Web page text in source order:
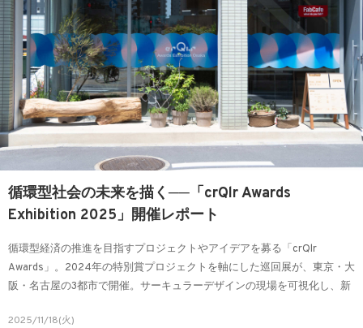
循環型社会の未来を描く──「crQlr Awards
Exhibition 2025」開催レポート
循環型経済の推進を目指すプロジェクトやアイデアを募る「crQlr
Awards」。2024年の特別賞プロジェクトを軸にした巡回展が、東京・大
阪・名古屋の3都市で開催。サーキュラーデザインの現場を可視化し、新
2025/11/18(火)